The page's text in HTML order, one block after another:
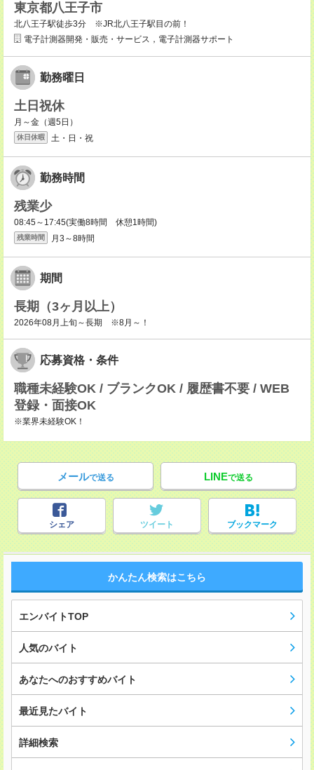
東京都八王子市
北八王子駅徒歩3分 ※JR北八王子駅目の前！
電子計測器開発・販売・サービス，電子計測器サポート
勤務曜日
土日祝休
月～金（週5日）
休日休暇 土・日・祝
勤務時間
残業少
08:45～17:45(実働8時間 休憩1時間)
残業時間 月3～8時間
期間
長期（3ヶ月以上）
2026年08月上旬～長期 ※8月～！
応募資格・条件
職種未経験OK / ブランクOK / 履歴書不要 / WEB
登録・面接OK
※業界未経験OK！
メールで送る LINEで送る
シェア ツイート ブックマーク
かんたん検索はこちら
エンバイトTOP
人気のバイト
あなたへのおすすめバイト
最近見たバイト
詳細検索